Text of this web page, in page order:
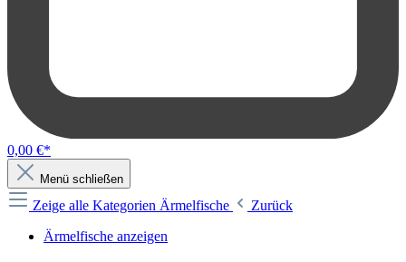
0,00 €*
Menü schließen
Zeige alle Kategorien Ärmelfische
Zurück
Ärmelfische anzeigen